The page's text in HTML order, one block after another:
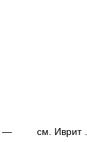
— см. Иврит